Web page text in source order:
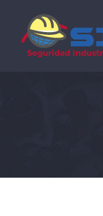
contenido